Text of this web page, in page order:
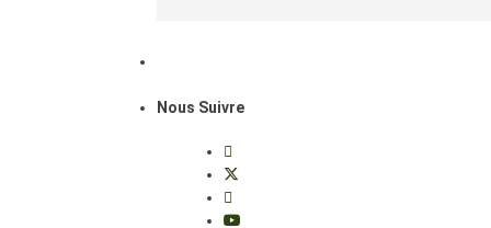
Nous Suivre